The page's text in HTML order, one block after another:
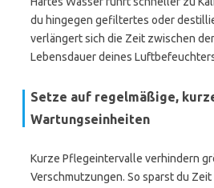
du hingegen gefiltertes oder
verlängert sich die Zeit zwischen
Lebensdauer deines
Setze auf regelmäßige,
Wartungseinheiten
Kurze Pflegeintervalle verhindern
Verschmutzungen. So sparst du